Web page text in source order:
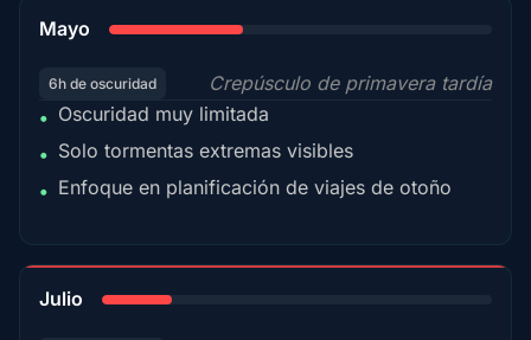
Mayo
6h de oscuridad
Crepúsculo de primavera tardía
• Oscuridad muy limitada
• Solo tormentas extremas visibles
• Enfoque en planificación de viajes de otoño
Julio